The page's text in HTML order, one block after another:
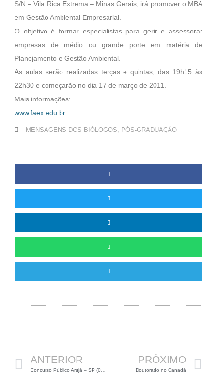
S/N – Vila Rica Extrema – Minas Gerais, irá promover o MBA
em Gestão Ambiental Empresarial.
O objetivo é formar especialistas para gerir e assessorar
empresas de médio ou grande porte em matéria de
Planejamento e Gestão Ambiental.
As aulas serão realizadas terças e quintas, das 19h15 às
22h30 e começarão no dia 17 de março de 2011.
Mais informações:
www.faex.edu.br
MENSAGENS DOS BIÓLOGOS, PÓS-GRADUAÇÃO
ANTERIOR
Concurso Público Arujá – SP (01 vaga para Biólogos)
PRÓXIMO
Doutorado no Canadá